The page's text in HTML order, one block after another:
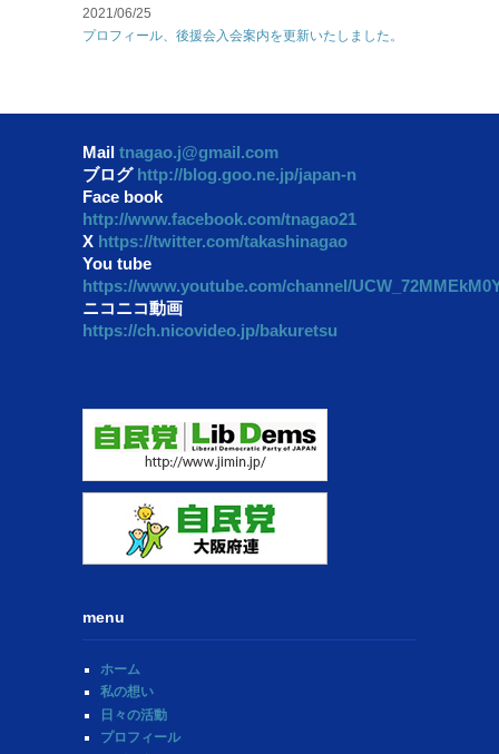
2021/06/25
プロフィール、後援会入会案内を更新いたしました。
Mail tnagao.j@gmail.com
ブログ http://blog.goo.ne.jp/japan-n
Face book
http://www.facebook.com/tnagao21
X https://twitter.com/takashinagao
You tube
https://www.youtube.com/channel/
ニコニコ動画
https://ch.nicovideo.jp/bakuretsu
menu
ホーム
私の想い
日々の活動
プロフィール